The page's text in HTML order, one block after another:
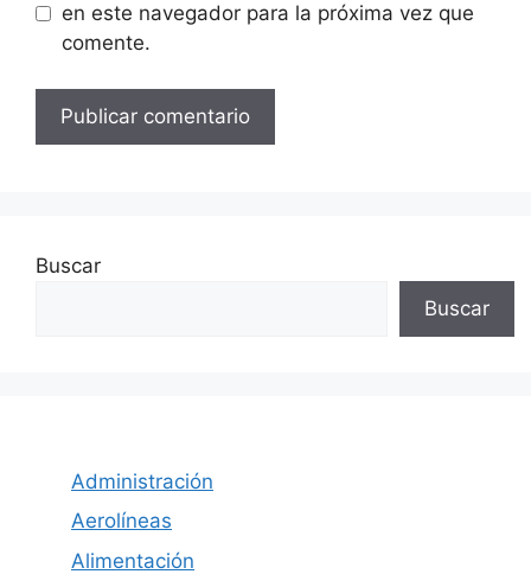
en este navegador para la próxima vez que
comente.
Buscar
Buscar
Administración
Aerolíneas
Alimentación